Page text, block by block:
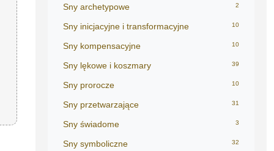
Sny archetypowe 2
Sny inicjacyjne i transformacyjne 10
Sny kompensacyjne 10
Sny lękowe i koszmary 39
Sny prorocze 10
Sny przetwarzające 31
Sny świadome 3
Sny symboliczne 32